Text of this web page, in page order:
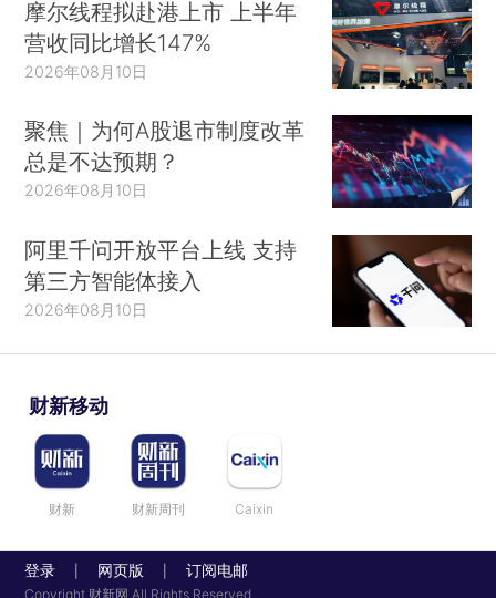
摩尔线程拟赴港上市 上半年
营收同比增长147%
2026年08月10日
聚焦｜为何A股退市制度改革
总是不达预期？
2026年08月10日
阿里千问开放平台上线 支持
第三方智能体接入
2026年08月10日
财新移动
财新 财新周刊 Caixin
登录 网页版 订阅电邮
Copyright 财新网 All Rights Reserved